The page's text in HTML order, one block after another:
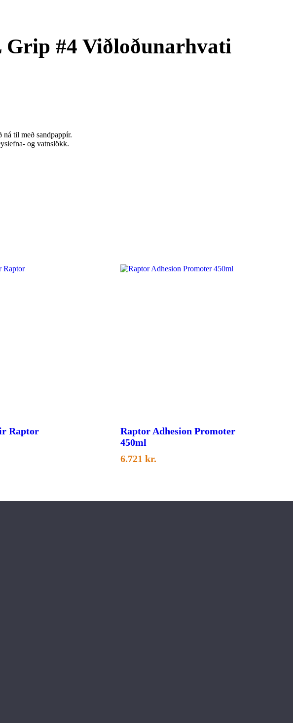
Grip #4 Viðloðunarhvati
til með sandpappír.
og vatnslökk.
Raptor
Raptor Adhesion Promoter
450ml
6.721kr.